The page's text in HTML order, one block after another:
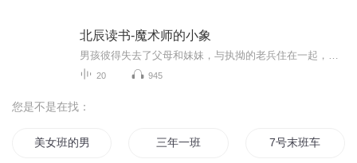
北辰读书-魔术师的小象
20 945
您是不是在找：
美女班的男班长 三年一班 7号末班车